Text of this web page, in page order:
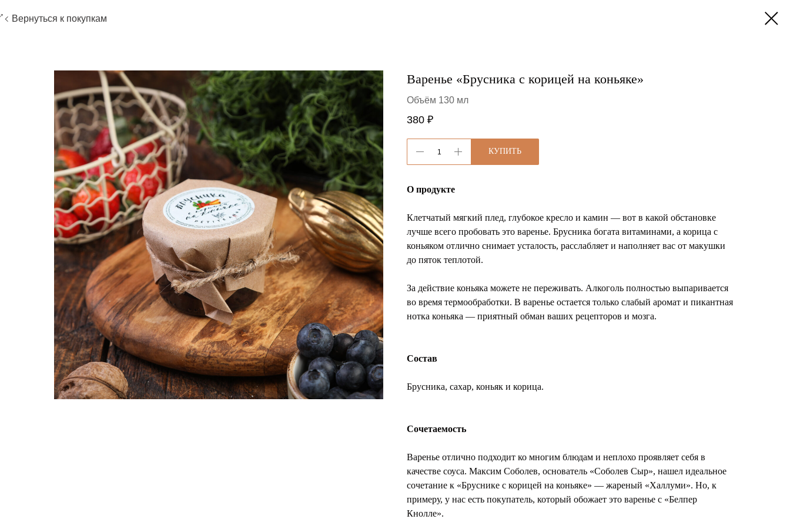
Вернуться к покупкам
Варенье «Брусника с корицей на коньяке»
Объём 130 мл
380 ₽
КУПИТЬ
О продукте
Клетчатый мягкий плед, глубокое кресло и камин — вот в какой обстановке
лучше всего пробовать это варенье. Брусника богата витаминами, а корица с
коньяком отлично снимает усталость, расслабляет и наполняет вас от макушки
до пяток теплотой.
За действие коньяка можете не переживать. Алкоголь полностью выпаривается
во время термообработки. В варенье остается только слабый аромат и пикантная
нотка коньяка — приятный обман ваших рецепторов и мозга.
Состав
Брусника, сахар, коньяк и корица.
Сочетаемость
Варенье отлично подходит ко многим блюдам и неплохо проявляет себя в
качестве соуса. Максим Соболев, основатель «Соболев Сыр», нашел идеальное
сочетание к «Бруснике с корицей на коньяке» — жареный «Халлуми». Но, к
примеру, у нас есть покупатель, который обожает это варенье с «Белпер
Кнолле».